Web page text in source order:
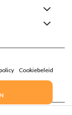
Cookiebeleid